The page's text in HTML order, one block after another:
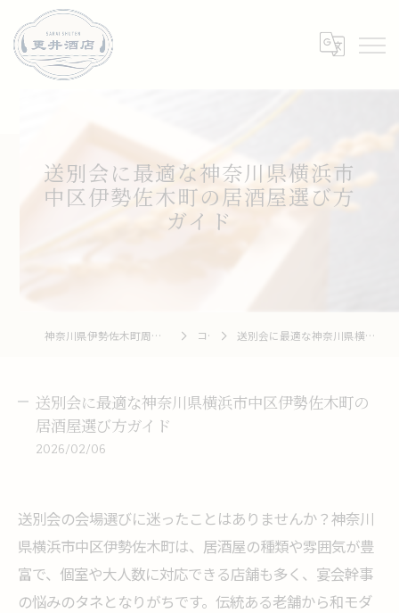
送別会に最適な神奈川県横浜市
中区伊勢佐木町の居酒屋選び方
ガイド
神奈川県伊勢佐木町周辺の居酒屋なら和牛 To 釆菜 更井酒店 コラム 送別会に最適な神奈川県横浜市中区伊勢佐木町の居酒屋選び方ガイド
送別会に最適な神奈川県横浜市中区伊勢佐木町の
居酒屋選び方ガイド
2026/02/06
送別会の会場選びに迷ったことはありませんか？神奈川
県横浜市中区伊勢佐木町は、居酒屋の種類や雰囲気が豊
富で、個室や大人数に対応できる店舗も多く、宴会幹事
の悩みのタネとなりがちです。伝統ある老舗から和モダ